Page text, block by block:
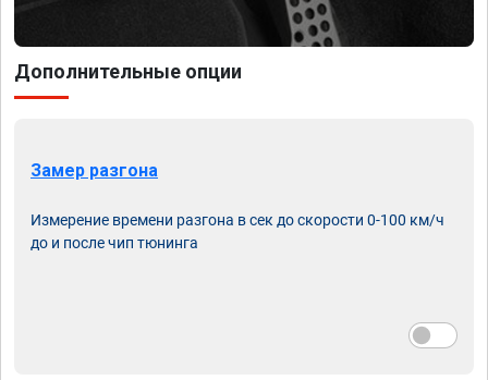
Дополнительные опции
Замер разгона
Измерение времени разгона в сек до скорости 0-100 км/ч
до и после чип тюнинга